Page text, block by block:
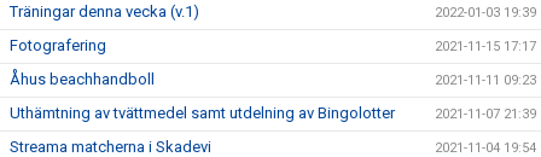
Träningar denna vecka (v.1) 2022-01-03 19:39
Fotografering 2021-11-15 17:17
Åhus beachhandboll 2021-11-11 09:23
Uthämtning av tvättmedel samt utdelning av Bingolotter 2021-11-07 21:39
Streama matcherna i Skadevi 2021-11-04 19:54